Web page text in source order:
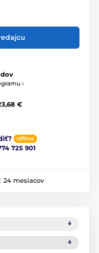
›
€
offline
725 901
24 mesiacov